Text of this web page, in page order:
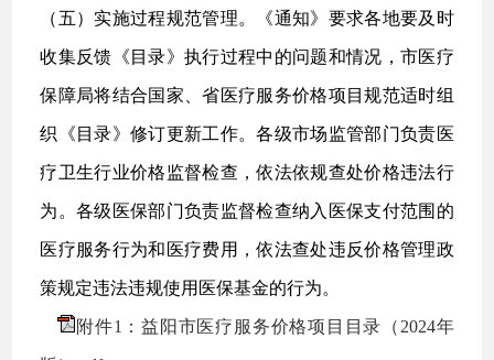
（五）实施过程规范管理。《通知》要求各地要及时
收集反馈《目录》执行过程中的问题和情况，市医疗
保障局将结合国家、省医疗服务价格项目规范适时组
织《目录》修订更新工作。各级市场监管部门负责医
疗卫生行业价格监督检查，依法依规查处价格违法行
为。各级医保部门负责监督检查纳入医保支付范围的
医疗服务行为和医疗费用，依法查处违反价格管理政
策规定违法违规使用医保基金的行为。
附件1：益阳市医疗服务价格项目目录（2024年